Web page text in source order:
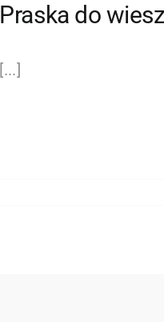
Praska do
[...]